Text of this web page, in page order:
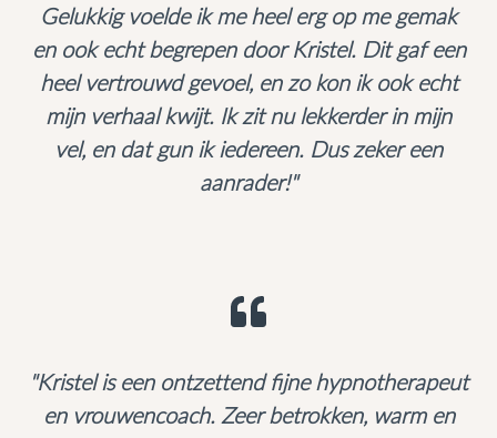
Gelukkig voelde ik me heel erg op me gemak
en ook echt begrepen door Kristel. Dit gaf een
heel vertrouwd gevoel, en zo kon ik ook echt
mijn verhaal kwijt. Ik zit nu lekkerder in mijn
vel, en dat gun ik iedereen. Dus zeker een
aanrader!"
"Kristel is een ontzettend fijne hypnotherapeut
en vrouwencoach. Zeer betrokken, warm en